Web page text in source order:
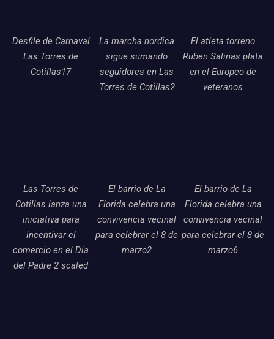
Desfile de Carnaval
Las Torres de
Cotillas17
La marcha nordica
sigue sumando
seguidores en Las
Torres de Cotillas2
El atleta torreno
Ruben Salinas plata
en el Europeo de
veteranos
Las Torres de
Cotillas lanza una
iniciativa para
incentivar el
comercio en el Dia
del Padre 2 scaled
El barrio de La
Florida celebra una
convivencia vecinal
para celebrar el 8 de
marzo2
El barrio de La
Florida celebra una
convivencia vecinal
para celebrar el 8 de
marzo6